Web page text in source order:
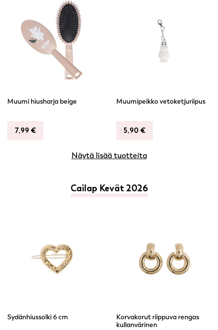
Muumi hiusharja beige
7,99 €
Muumipeikko vetoketjuriipus
5,90 €
Näytä lisää tuotteita
Cailap Kevät 2026
Sydänhiussolki 6 cm
Korvakorut riippuva rengas
kullanvärinen